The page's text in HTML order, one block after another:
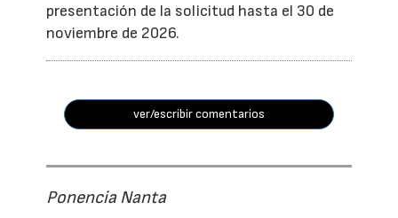
presentación de la solicitud hasta el 30 de
noviembre de 2026.
ver/escribir comentarios
Ponencia Nanta